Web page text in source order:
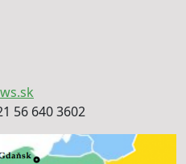
56 640 3602